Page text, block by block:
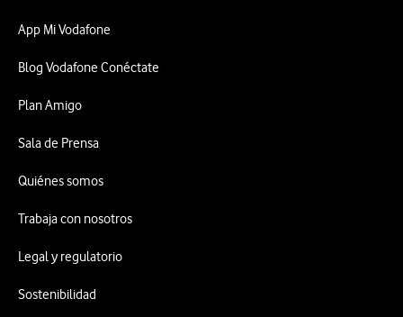
App Mi Vodafone
Blog Vodafone Conéctate
Plan Amigo
Sala de Prensa
Quiénes somos
Trabaja con nosotros
Legal y regulatorio
Sostenibilidad